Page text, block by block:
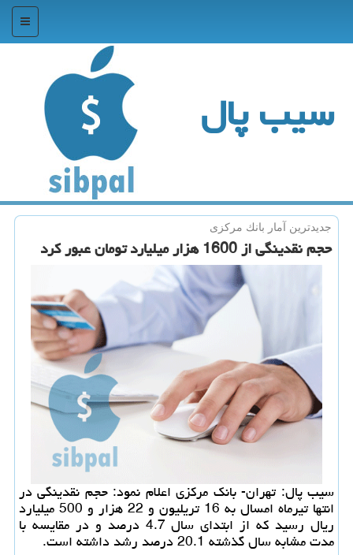
منو
سیب پال
جدیدترین آمار بانك مركزی
حجم نقدینگی از 1600 هزار میلیارد تومان عبور كرد
سیب پال: تهران- بانك مركزی اعلام نمود: حجم نقدینگی در
انتها تیرماه امسال به 16 تریلیون و 22 هزار و 500 میلیارد
ریال رسید كه از ابتدای سال 4.7 درصد و در مقایسه با
مدت مشابه سال گذشته 20.1 درصد رشد داشته است.